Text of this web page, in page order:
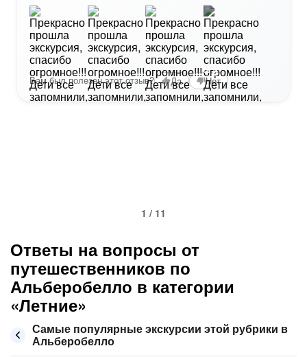
+2
Вам был полезен этот отзыв? Да Нет
1 / 11
Ответы на вопросы от
путешественников по
Альберобелло в категории
«Летние»
Самые популярные экскурсии этой рубрики в
Альберобелло